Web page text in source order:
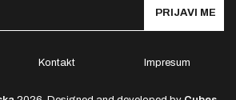
PRIJAVI ME
Kontakt Impresum